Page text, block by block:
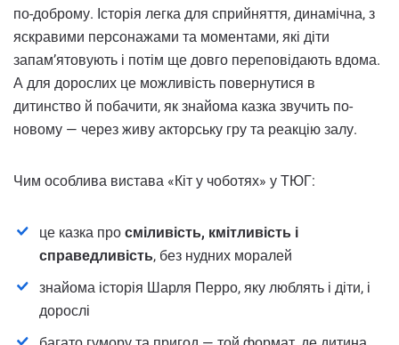
по-доброму. Історія легка для сприйняття, динамічна, з
яскравими персонажами та моментами, які діти
запам’ятовують і потім ще довго переповідають вдома.
А для дорослих це можливість повернутися в
дитинство й побачити, як знайома казка звучить по-
новому — через живу акторську гру та реакцію залу.
Чим особлива вистава «Кіт у чоботях» у ТЮГ:
це казка про сміливість, кмітливість і
справедливість, без нудних моралей
знайома історія Шарля Перро, яку люблять і діти, і
дорослі